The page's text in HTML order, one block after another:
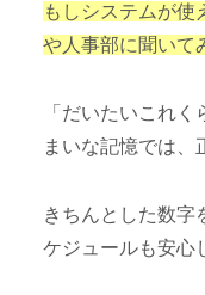
もしシステムが使
や人事部に聞いて
「だいたいこれ
まいな記憶では、
きちんとした数字
ケジュールも安心